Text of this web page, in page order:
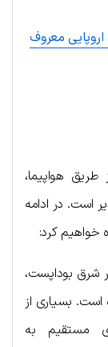
هواپیما،
است. در ادامه
خواهیم کرد:
شرق بوداپست،
بسیاری از
مستقیم به